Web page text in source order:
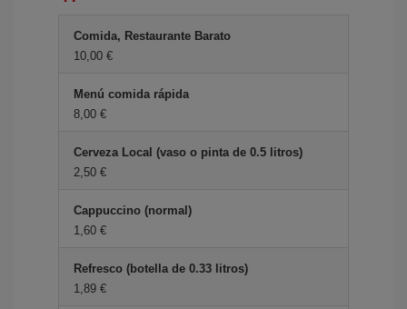
Comida, Restaurante Barato
10,00 €
Menú comida rápida
8,00 €
Cerveza Local (vaso o pinta de 0.5 litros)
2,50 €
Cappuccino (normal)
1,60 €
Refresco (botella de 0.33 litros)
1,89 €